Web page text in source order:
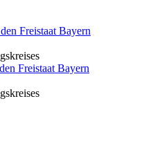
Freistaat Bayern
Freistaat Bayern